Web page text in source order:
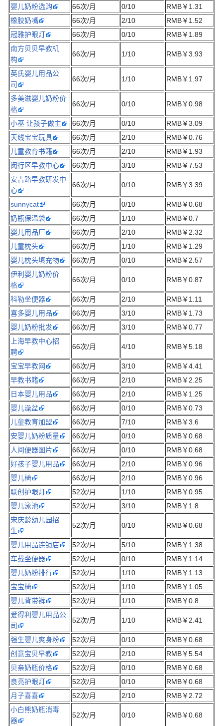
婴儿奶粉选购 66次/月 0/10
RMB￥1.31
橡胶奶嘴
66次/月 2/10
RMB￥1.52
冠雅护眼灯
66次/月 0/10
RMB￥1.89
南方贝贝早教机
构
66次/月 1/10 RMB￥3.93
英氏婴儿用品公
司
66次/月 1/10 RMB￥1.97
多美滋婴儿奶粉价
格
66次/月 0/10 RMB￥0.98
小巫 让孩子做主 66次/月 0/10
RMB￥3.09
天线宝宝玩具
66次/月 2/10
RMB￥0.76
儿童教育书籍
66次/月 2/10
RMB￥1.93
闵行区早教中心
66次/月 3/10
RMB￥7.53
安吉路早教研发中
心
66次/月 0/10 RMB￥3.39
sunnycat 66次/月 0/10
RMB￥0.68
奶瓶保温袋
66次/月 1/10
RMB￥0.7
婴儿用品厂
66次/月 2/10
RMB￥2.32
儿童枕头
66次/月 1/10
RMB￥1.29
婴儿枕头填充物
66次/月 0/10
RMB￥2.57
伊利婴儿奶粉价
格
66次/月 0/10 RMB￥0.87
科勒坐便器 66次/月 2/10
RMB￥1.11
喜多婴儿用品
66次/月 3/10
RMB￥1.73
婴儿奶粉批发
66次/月 3/10
RMB￥0.77
上海早教中心招
聘
66次/月 4/10 RMB￥5.18
宝宝早教网 66次/月 3/10
RMB￥4.41
早教书籍
66次/月 2/10
RMB￥2.25
日本婴儿用品
66次/月 2/10
RMB￥1.25
婴儿澡盆
66次/月 0/10
RMB￥0.73
儿童教育加盟
66次/月 7/10
RMB￥3.6
安婴儿奶粉质量
66次/月 0/10
RMB￥0.68
人间便器图片
66次/月 0/10
RMB￥0.68
好孩子婴儿用品
66次/月 2/10
RMB￥0.96
婴儿椅
66次/月 2/10
RMB￥0.96
联创护眼灯
52次/月 1/10
RMB￥0.95
婴儿泳池
52次/月 3/10
RMB￥1.8
宋庆龄幼儿园招
生
52次/月 0/10 RMB￥0.68
婴儿用品连锁店 52次/月 5/10
RMB￥1.38
车载坐便器
52次/月 0/10
RMB￥1.14
婴儿奶粉排行
52次/月 1/10
RMB￥1.13
宝宝椅
52次/月 1/10
RMB￥1.05
婴儿背带裤
52次/月 1/10
RMB￥0.8
爱得利婴儿用品公
司
52次/月 1/10 RMB￥2.41
强生婴儿爽身粉 52次/月 0/10
RMB￥0.68
创意宝贝早教
52次/月 2/10
RMB￥5.54
贝亲奶瓶价格
52次/月 0/10
RMB￥0.68
良亮护眼灯
52次/月 0/10
RMB￥0.68
月子喜喜
52次/月 2/10
RMB￥2.72
小白熊奶瓶消毒
器
52次/月 0/10 RMB￥0.68